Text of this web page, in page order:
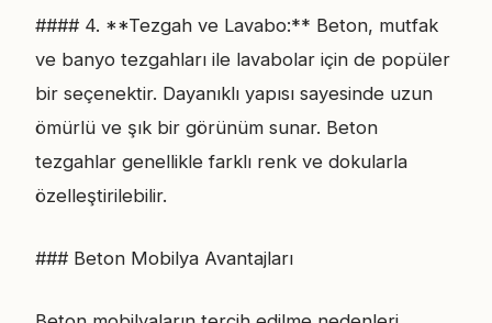
#### 4. **Tezgah ve Lavabo:** Beton, mutfak
ve banyo tezgahları ile lavabolar için de popüler
bir seçenektir. Dayanıklı yapısı sayesinde uzun
ömürlü ve şık bir görünüm sunar. Beton
tezgahlar genellikle farklı renk ve dokularla
özelleştirilebilir.
### Beton Mobilya Avantajları